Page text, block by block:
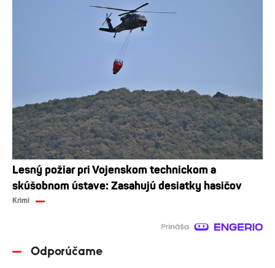
Lesný požiar pri Vojenskom technickom a
skúšobnom ústave: Zasahujú desiatky hasičov
Krimi
Odporúčame